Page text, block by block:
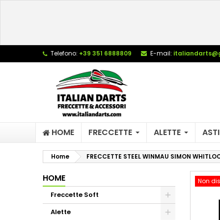
Telefono: +39 351 6888809 E-mail:
HOME FRECCETTE ALETTE
Home FRECCETTE STEEL WINMAU SIMON
HOME
Freccette Soft
Alette
Non
add_circle_outline